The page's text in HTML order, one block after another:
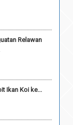
Relawan
Ikan Koi ke...